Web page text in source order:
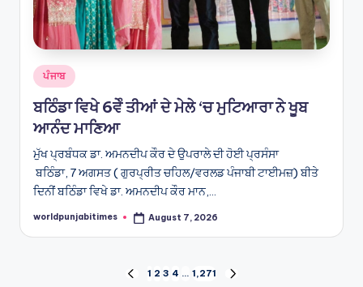
Posted
ਪੰਜਾਬ
ਬਠਿੰਡਾ ਵਿਖੇ 6ਵੇੰ ਤੀਆਂ ਦੇ ਮੇਲੇ ‘ਚ ਮੁਟਿਆਰਾ ਨੇ ਖੂਬ
ਆਨੰਦ ਮਾਣਿਆ
ਮੁੱਖ ਪ੍ਰਬੰਧਕ ਡਾ. ਅਮਨਦੀਪ ਕੌਰ ਦੇ ਉਪਰਾਲੇ ਦੀ ਹੋਈ ਪ੍ਰਸੰਸਾ
ਬਠਿੰਡਾ, 7 ਅਗਸਤ ( ਗੁਰਪ੍ਰੀਤ ਚਹਿਲ/ਵਰਲਡ ਪੰਜਾਬੀ ਟਾਈਮਜ਼) ਬੀਤੇ
ਦਿਨੀਂ ਬਠਿੰਡਾ ਵਿਖੇ ਡਾ. ਅਮਨਦੀਪ ਕੌਰ ਮਾਨ,…
Posted
worldpunjabitimes August 7, 2026
PREVIOUS
1 2 3 4 … 1,271